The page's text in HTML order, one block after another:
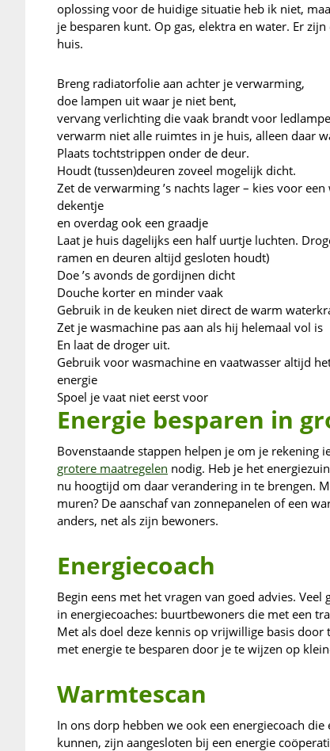
oplossing voor de huidige situatie heb ik niet,
je besparen kunt. Op gas, elektra en water. Er
huis.
Breng radiatorfolie aan achter je verwarming,
doe lampen uit waar je niet bent,
vervang verlichting die vaak brandt voor
verwarm niet alle ruimtes in je huis, alleen daar
Plaats tochtstrippen onder de deur.
Houdt (tussen)deuren zoveel mogelijk dicht.
Zet de verwarming ’s nachts lager – kies voor
dekentje
en overdag ook een graadje
Laat je huis dagelijks een half uurtje luchten.
ramen en deuren altijd gesloten houdt)
Doe ’s avonds de gordijnen dicht
Douche korter en minder vaak
Gebruik in de keuken niet direct de warm
Zet je wasmachine pas aan als hij helemaal vol is
En laat de droger uit.
Gebruik voor wasmachine en vaatwasser altijd
energie
Spoel je vaat niet eerst voor
Energie besparen in
Bovenstaande stappen helpen je om je rekening
grotere maatregelen nodig. Heb je het
nu hoogtijd om daar verandering in te brengen.
muren? De aanschaf van zonnepanelen of een
anders, net als zijn bewoners.
Energiecoach
Begin eens met het vragen van goed advies.
in energiecoaches: buurtbewoners die met een
Met als doel deze kennis op vrijwillige basis
met energie te besparen door je te wijzen op
Warmtescan
In ons dorp hebben we ook een energiecoach
kunnen, zijn aangesloten bij een energie